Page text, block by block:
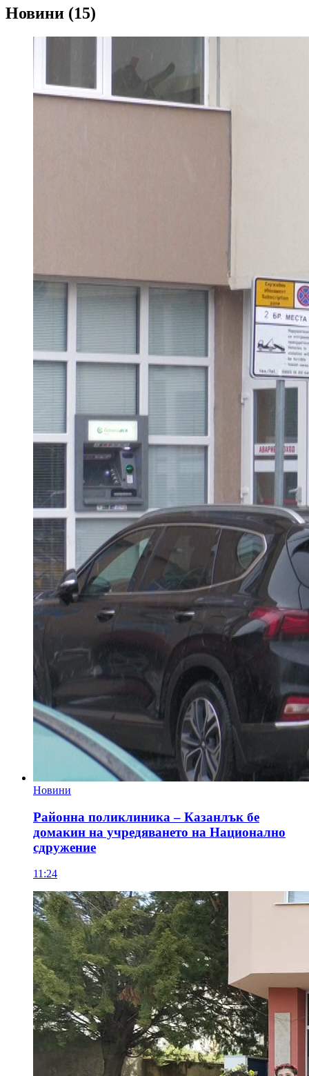
Новини (15)
Новини
Районна поликлиника – Казанлък бе
домакин на учредяването на Национално
сдружение
11:24